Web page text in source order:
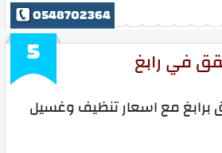
0548702364
5 في رابغ
مع اسعار تنظيف وغسيل